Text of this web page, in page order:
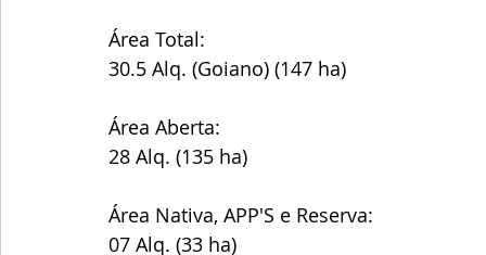
Área Total:
30.5 Alq. (Goiano) (147 ha)
Área Aberta:
28 Alq. (135 ha)
Área Nativa, APP'S e Reserva:
07 Alq. (33 ha)